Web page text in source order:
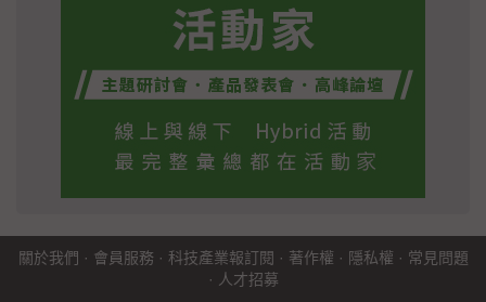
關於我們 · 會員服務 · 科技產業報訂閱 · 著作權 · 隱私權 · 常見問題
· 人才招募